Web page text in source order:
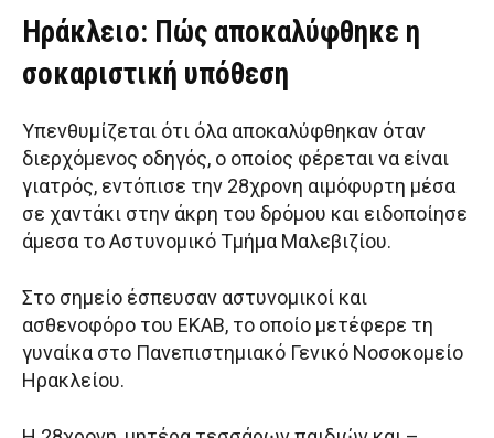
Ηράκλειο: Πώς αποκαλύφθηκε η
σοκαριστική υπόθεση
Υπενθυμίζεται ότι όλα αποκαλύφθηκαν όταν
διερχόμενος οδηγός, ο οποίος φέρεται να είναι
γιατρός, εντόπισε την 28χρονη αιμόφυρτη μέσα
σε χαντάκι στην άκρη του δρόμου και ειδοποίησε
άμεσα το Αστυνομικό Τμήμα Μαλεβιζίου.
Στο σημείο έσπευσαν αστυνομικοί και
ασθενοφόρο του ΕΚΑΒ, το οποίο μετέφερε τη
γυναίκα στο Πανεπιστημιακό Γενικό Νοσοκομείο
Ηρακλείου.